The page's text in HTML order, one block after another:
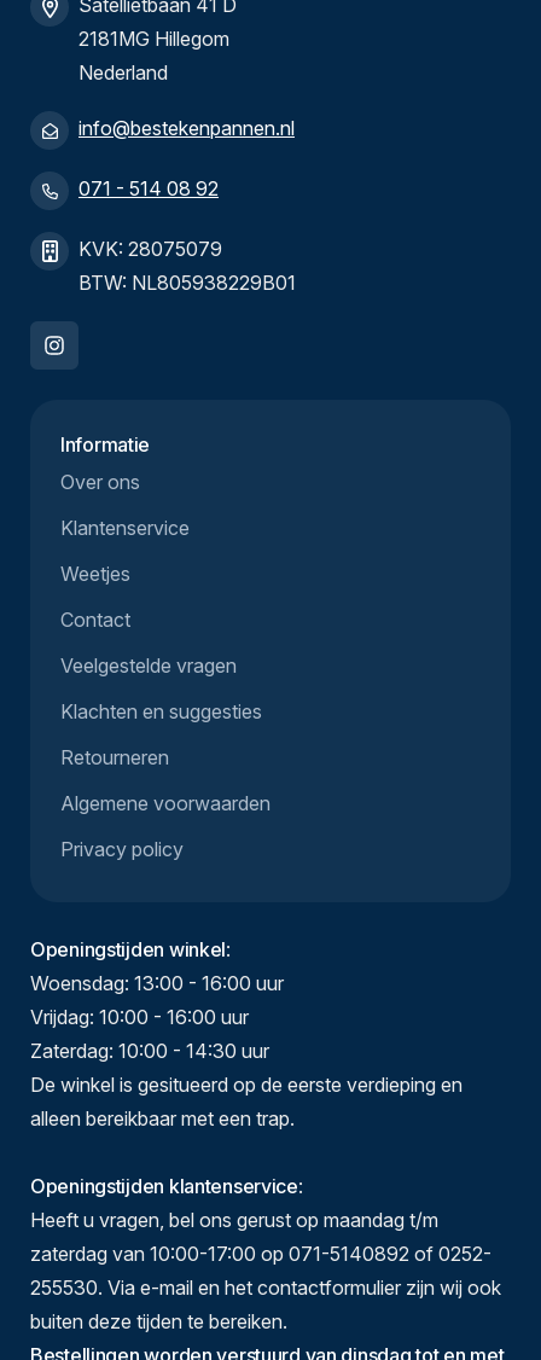
Satellietbaan 41 D
2181MG Hillegom
Nederland
info@bestekenpannen.nl
071 - 514 08 92
KVK: 28075079
BTW: NL805938229B01
Informatie
Over ons
Klantenservice
Weetjes
Contact
Veelgestelde vragen
Klachten en suggesties
Retourneren
Algemene voorwaarden
Privacy policy
Openingstijden winkel:
Woensdag: 13:00 - 16:00 uur
Vrijdag: 10:00 - 16:00 uur
Zaterdag: 10:00 - 14:30 uur
De winkel is gesitueerd op de eerste verdieping en
alleen bereikbaar met een trap.
Openingstijden klantenservice:
Heeft u vragen, bel ons gerust op maandag t/m
zaterdag van 10:00-17:00 op 071-5140892 of 0252-
255530. Via e-mail en het contactformulier zijn wij ook
buiten deze tijden te bereiken.
Bestellingen worden verstuurd van dinsdag tot en met